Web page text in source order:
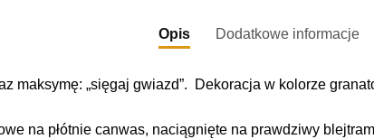
Opis Dodatkowe informacje
maksymę: „sięgaj gwiazd”. Dekoracja w kolorze
na płótnie canwas, naciągnięte na prawdziwy